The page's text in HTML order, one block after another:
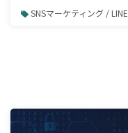
SNSマーケティング / LINE